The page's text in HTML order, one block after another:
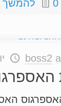
0 להמשך
boss2